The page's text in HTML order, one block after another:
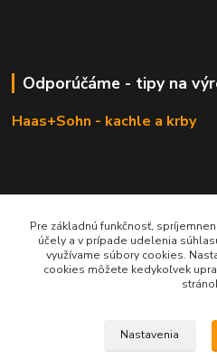
Odporúčáme - tipy na
Haas+Sohn - kachle a krby
Pre základnú funkčnosť,
účely a v prípade udelenia
využívame súbory cookies.
cookies môžete kedykoľvek
Nastavenia